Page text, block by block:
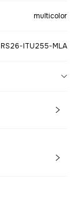
multicolor
RS26-ITU255-MLA